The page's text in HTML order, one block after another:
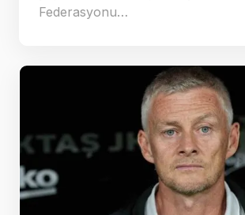
Federasyonu…